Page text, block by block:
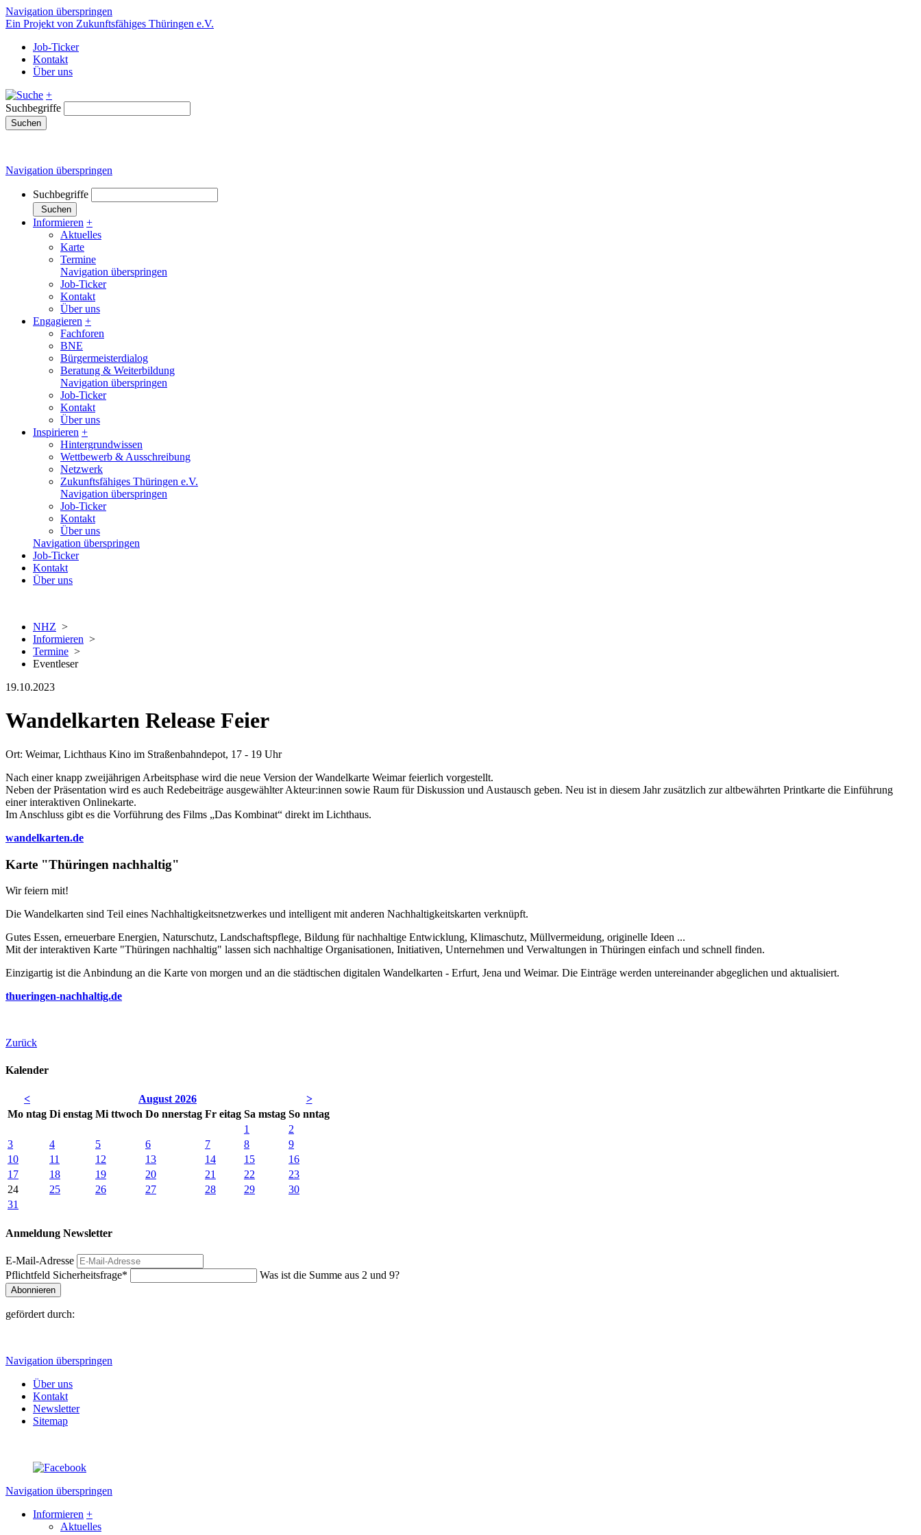
Navigation überspringen
Ein Projekt von Zukunftsfähiges Thüringen e.V.
Job-Ticker
Kontakt
Über uns
+
Suchbegriffe
Suchen
Navigation überspringen
Suchbegriffe
Suchen
Informieren +
Aktuelles
Karte
Termine
Navigation überspringen
Job-Ticker
Kontakt
Über uns
Engagieren +
Fachforen
BNE
Bürgermeisterdialog
Beratung & Weiterbildung
Navigation überspringen
Job-Ticker
Kontakt
Über uns
Inspirieren +
Hintergrundwissen
Wettbewerb & Ausschreibung
Netzwerk
Zukunftsfähiges Thüringen e.V.
Navigation überspringen
Job-Ticker
Kontakt
Über uns
Navigation überspringen
Job-Ticker
Kontakt
Über uns
NHZ >
Informieren >
Termine >
Eventleser
19.10.2023
Wandelkarten Release Feier
Ort: Weimar, Lichthaus Kino im Straßenbahndepot, 17 - 19 Uhr
Nach einer knapp zweijährigen Arbeitsphase wird die neue Version der Wandelkarte Weimar feierlich vorgestellt.
Neben der Präsentation wird es auch Redebeiträge ausgewählter Akteur:innen sowie Raum für Diskussion und Austausch geben. Neu ist in diesem Jahr zusätzlich zur altbewährten Printkarte die Einführung
einer interaktiven Onlinekarte.
Im Anschluss gibt es die Vorführung des Films „Das Kombinat“ direkt im Lichthaus.
wandelkarten.de
Karte "Thüringen nachhaltig"
Wir feiern mit!
Die Wandelkarten sind Teil eines Nachhaltigkeitsnetzwerkes und intelligent mit anderen Nachhaltigkeitskarten verknüpft.
Gutes Essen, erneuerbare Energien, Naturschutz, Landschaftspflege, Bildung für nachhaltige Entwicklung, Klimaschutz, Müllvermeidung, originelle Ideen ...
Mit der interaktiven Karte "Thüringen nachhaltig" lassen sich nachhaltige Organisationen, Initiativen, Unternehmen und Verwaltungen in Thüringen einfach und schnell finden.
Einzigartig ist die Anbindung an die Karte von morgen und an die städtischen digitalen Wandelkarten - Erfurt, Jena und Weimar. Die Einträge werden untereinander abgeglichen und aktualisiert.
thueringen-nachhaltig.de
Zurück
Kalender
< August 2026
>
Mo ntag Di enstag Mi ttwoch Do nnerstag Fr eitag Sa mstag So nntag
1
2
3
4 5 6 7 8
9
10
11 12 13 14 15
16
17
18 19 20 21 22
23
24
25 26 27 28 29
30
31
Anmeldung Newsletter
E-Mail-Adresse
Pflichtfeld Sicherheitsfrage* Was ist die Summe aus 2 und 9?
Abonnieren
gefördert durch:
Navigation überspringen
Über uns
Kontakt
Newsletter
Sitemap
Navigation überspringen
Informieren +
Aktuelles